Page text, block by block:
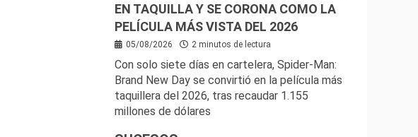
EN TAQUILLA Y SE CORONA COMO LA
PELÍCULA MÁS VISTA DEL 2026
05/08/2026 2 minutos de lectura
Con solo siete días en cartelera, Spider-Man:
Brand New Day se convirtió en la película más
taquillera del 2026, tras recaudar 1.155
millones de dólares